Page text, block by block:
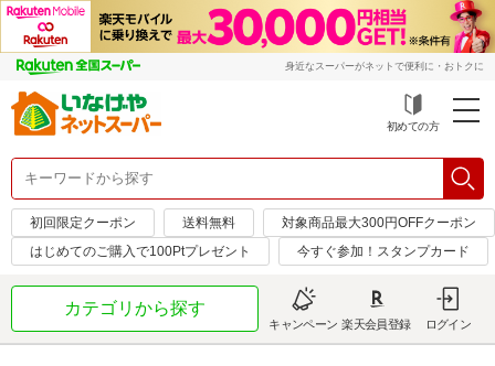
身近なスーパーがネットで便利に・おトクに
初めての方
初回限定クーポン 送料無料
対象商品最大300円OFFクーポン
はじめてのご購入で100Ptプレゼント
今すぐ参加！スタンプカード
カテゴリから探す
キャンペーン 楽天会員登録 ログイン